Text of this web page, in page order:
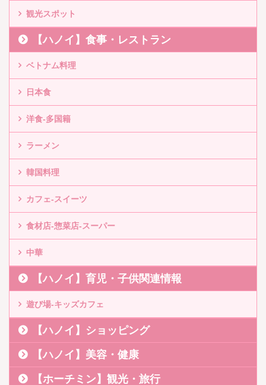
観光スポット
【ハノイ】食事・レストラン
ベトナム料理
日本食
洋食-多国籍
ラーメン
韓国料理
カフェ-スイーツ
食材店-惣菜店-スーパー
中華
【ハノイ】育児・子供関連情報
遊び場-キッズカフェ
【ハノイ】ショッピング
【ハノイ】美容・健康
【ホーチミン】観光・旅行